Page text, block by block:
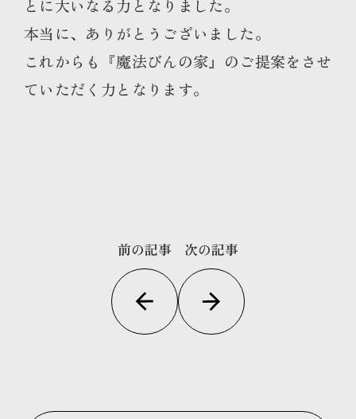
とに大いなる力となりました。
本当に、ありがとうございました。
これからも『魔法びんの家』のご提案をさせ
ていただく力となります。
前の記事 次の記事